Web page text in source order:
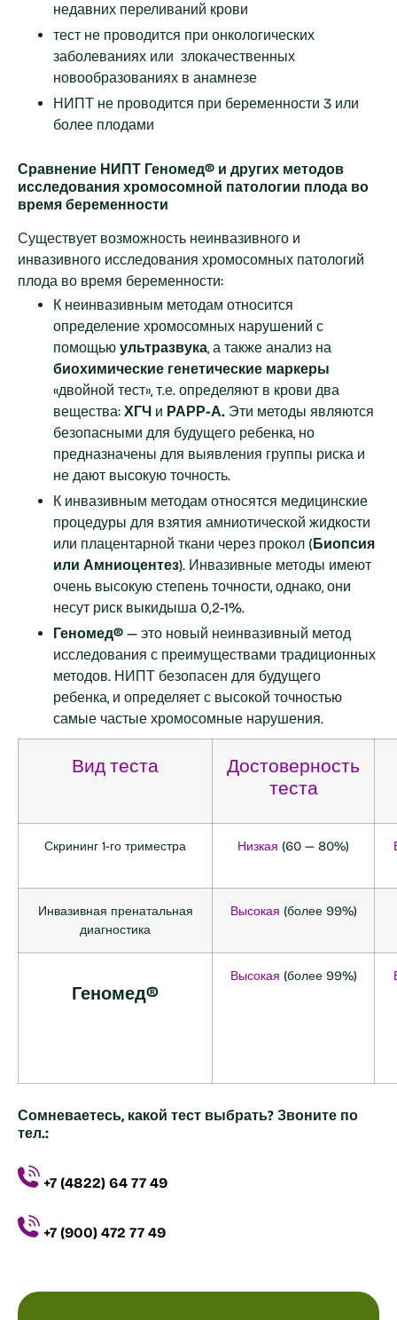
недавних переливаний крови
тест не проводится при онкологических
заболеваниях или злокачественных
новообразованиях в анамнезе
НИПТ не проводится при беременности 3 или
более плодами
Сравнение НИПТ Геномед® и других методов
исследования хромосомной патологии плода во
время беременности
Существует возможность неинвазивного и
инвазивного исследования хромосомных патологий
плода во время беременности:
К неинвазивным методам относится
определение хромосомных нарушений с
помощью ультразвука, а также анализ на
биохимические генетические маркеры
«двойной тест», т.е. определяют в крови два
вещества: ХГЧ и РАРР-А. Эти методы являются
безопасными для будущего ребенка, но
предназначены для выявления группы риска и
не дают высокую точность.
К инвазивным методам относятся медицинские
процедуры для взятия амниотической жидкости
или плацентарной ткани через прокол (Биопсия
или Амниоцентез). Инвазивные методы имеют
очень высокую степень точности, однако, они
несут риск выкидыша 0,2-1%.
Геномед® — это новый неинвазивный метод
исследования с преимуществами традиционных
методов. НИПТ безопасен для будущего
ребенка, и определяет с высокой точностью
самые частые хромосомные нарушения.
Вид теста
Достоверность
теста
Скрининг 1-го триместра Низкая (60 — 80%)
Инвазивная пренатальная
диагностика
Высокая (более 99%)
Геномед®
Высокая (более 99%)
Сомневаетесь, какой тест выбрать? Звоните по
тел.:
+7 (4822) 64 77 49
+7 (900) 472 77 49